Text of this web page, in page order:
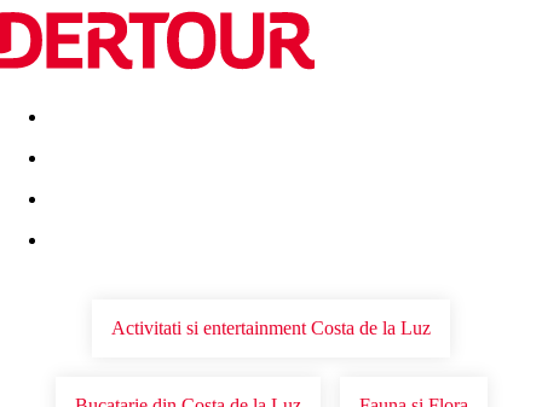
Destinatii Vacanta perfecta OFERTE DE NERATAT
Activitati si entertainment Costa de la Luz